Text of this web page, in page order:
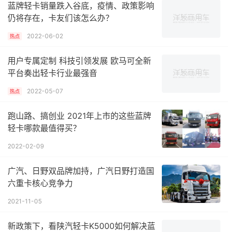
蓝牌轻卡销量跌入谷底，疫情、政策影响
仍将存在，卡友们该怎么办？
热点 2022-06-02
用户专属定制 科技引领发展 欧马可全新
平台奏出轻卡行业最强音
热点 2022-05-07
跑山路、搞创业 2021年上市的这些蓝牌
轻卡哪款最值得买？
2022-02-09
广汽、日野双品牌加持，广汽日野打造国
六重卡核心竞争力
2021-11-05
新政策下，看陕汽轻卡K5000如何解决蓝